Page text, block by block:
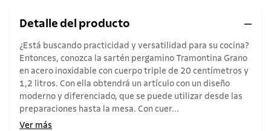
Detalle del producto
¿Está buscando practicidad y versatilidad para su cocina?
Entonces, conozca la sartén pergamino Tramontina Grano
en acero inoxidable con cuerpo triple de 20 centímetros y
1,2 litros. Con ella obtendrá un artículo con un diseño
moderno y diferenciado, que se puede utilizar desde las
preparaciones hasta la mesa. Con cuer...
Ver más